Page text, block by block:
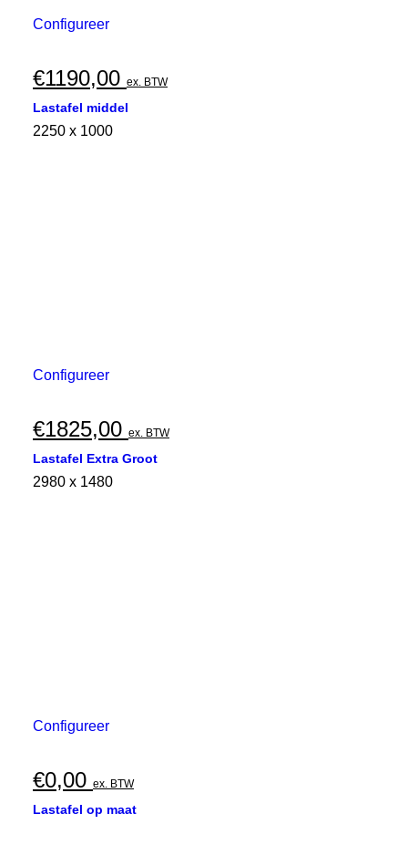
Configureer
€1190,00 ex. BTW
Lastafel middel
2250 x 1000
Configureer
€1825,00 ex. BTW
Lastafel Extra Groot
2980 x 1480
Configureer
€0,00 ex. BTW
Lastafel op maat